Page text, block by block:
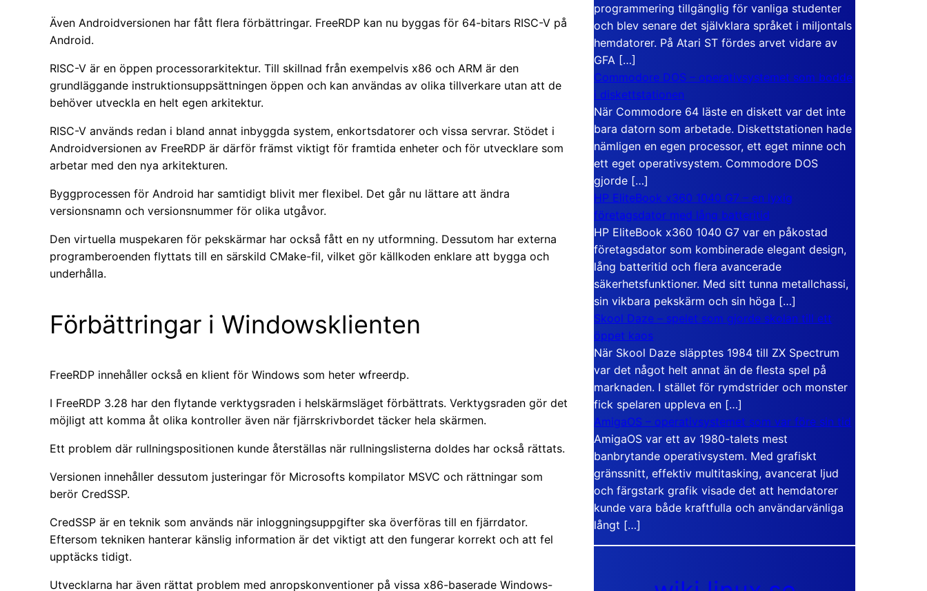
Även Androidversionen har fått flera förbättringar. FreeRDP kan nu byggas för 64-bitars RISC-V på
Android.
RISC-V är en öppen processorarkitektur. Till skillnad från exempelvis x86 och ARM är den
grundläggande instruktionsuppsättningen öppen och kan användas av olika tillverkare utan att de
behöver utveckla en helt egen arkitektur.
RISC-V används redan i bland annat inbyggda system, enkortsdatorer och vissa servrar. Stödet i
Androidversionen av FreeRDP är därför främst viktigt för framtida enheter och för utvecklare som
arbetar med den nya arkitekturen.
Byggprocessen för Android har samtidigt blivit mer flexibel. Det går nu lättare att ändra
versionsnamn och versionsnummer för olika utgåvor.
Den virtuella muspekaren för pekskärmar har också fått en ny utformning. Dessutom har externa
programberoenden flyttats till en särskild CMake-fil, vilket gör källkoden enklare att bygga och
underhålla.
Förbättringar i Windowsklienten
FreeRDP innehåller också en klient för Windows som heter wfreerdp.
I FreeRDP 3.28 har den flytande verktygsraden i helskärmsläget förbättrats. Verktygsraden gör det
möjligt att komma åt olika kontroller även när fjärrskrivbordet täcker hela skärmen.
Ett problem där rullningspositionen kunde återställas när rullningslisterna doldes har också rättats.
Versionen innehåller dessutom justeringar för Microsofts kompilator MSVC och rättningar som
berör CredSSP.
CredSSP är en teknik som används när inloggningsuppgifter ska överföras till en fjärrdator.
Eftersom tekniken hanterar känslig information är det viktigt att den fungerar korrekt och att fel
upptäcks tidigt.
Utvecklarna har även rättat problem med anropskonventioner på vissa x86-baserade Windows-
programmering tillgänglig för vanliga studenter
och blev senare det självklara språket i miljontals
hemdatorer. På Atari ST fördes arvet vidare av
GFA […]
Commodore DOS – operativsystemet som bodde
i diskettstationen
När Commodore 64 läste en diskett var det inte
bara datorn som arbetade. Diskettstationen hade
nämligen en egen processor, ett eget minne och
ett eget operativsystem. Commodore DOS
gjorde […]
HP EliteBook x360 1040 G7 – en lyxig
företagsdator med lång batteritid
HP EliteBook x360 1040 G7 var en påkostad
företagsdator som kombinerade elegant design,
lång batteritid och flera avancerade
säkerhetsfunktioner. Med sitt tunna metallchassi,
sin vikbara pekskärm och sin höga […]
Skool Daze – spelet som gjorde skolan till ett
öppet kaos
När Skool Daze släpptes 1984 till ZX Spectrum
var det något helt annat än de flesta spel på
marknaden. I stället för rymdstrider och monster
fick spelaren uppleva en […]
AmigaOS – operativsystemet som var före sin tid
AmigaOS var ett av 1980-talets mest
banbrytande operativsystem. Med grafiskt
gränssnitt, effektiv multitasking, avancerat ljud
och färgstark grafik visade det att hemdatorer
kunde vara både kraftfulla och användarvänliga
långt […]